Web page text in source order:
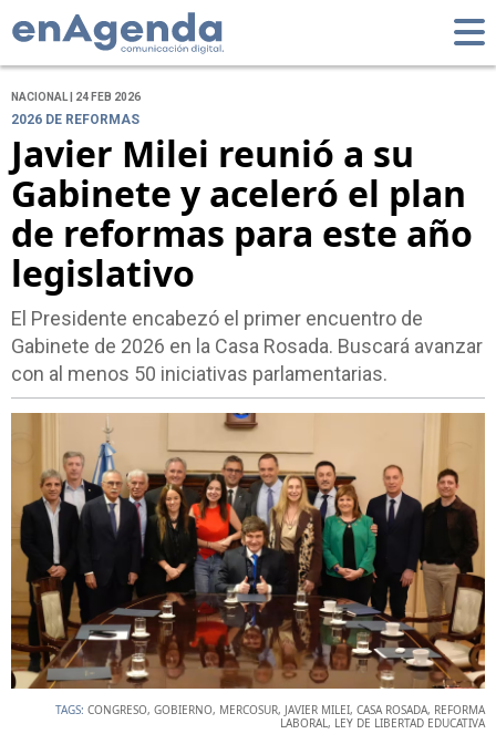
NACIONAL | 24 FEB 2026
2026 DE REFORMAS
Javier Milei reunió a su
Gabinete y aceleró el plan
de reformas para este año
legislativo
El Presidente encabezó el primer encuentro de
Gabinete de 2026 en la Casa Rosada. Buscará avanzar
con al menos 50 iniciativas parlamentarias.
TAGS: CONGRESO, GOBIERNO, MERCOSUR, JAVIER MILEI, CASA ROSADA, REFORMA
LABORAL, LEY DE LIBERTAD EDUCATIVA